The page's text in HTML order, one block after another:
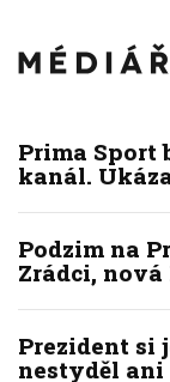
Prima
kanál.
Podzim na
Zrádci,
Prezident si
nestyděl ani